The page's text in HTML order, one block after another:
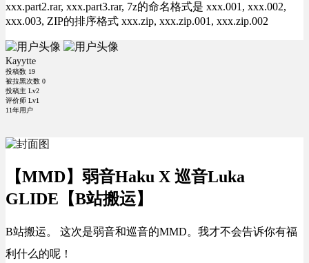
xxx.part2.rar, xxx.part3.rar, 7z的命名格式是 xxx.001, xxx.002,
xxx.003, ZIP的排序格式 xxx.zip, xxx.zip.001, xxx.zip.002
Kayytte
投稿数 19
被拉黑次数 0
投稿主 Lv2
评价师 Lv1
11年用户
【MMD】弱音Haku X 巡音Luka
GLIDE【B站搬运】
B站搬运。 这次是弱音和巡音的MMD。我才不会告诉你有福
利什么的呢！